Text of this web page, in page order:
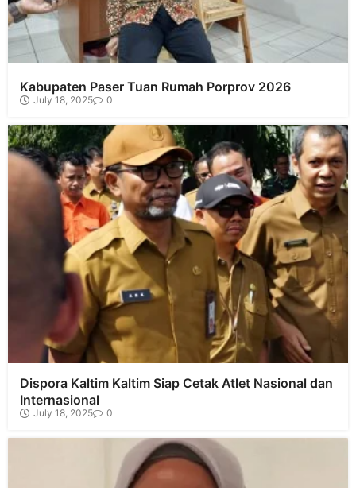
Kabupaten Paser Tuan Rumah Porprov 2026
July 18, 2025 0
Dispora Kaltim Kaltim Siap Cetak Atlet Nasional dan
Internasional
July 18, 2025 0